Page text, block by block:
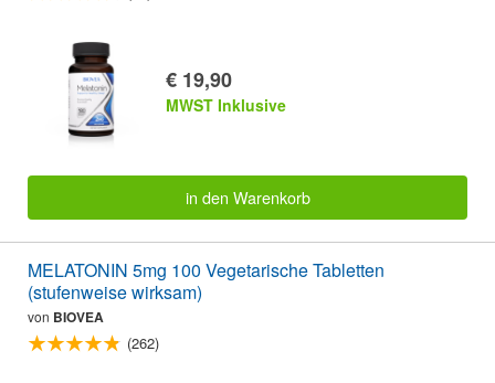
€ 19,90
MWST Inklusive
in den Warenkorb
MELATONIN 5mg 100 Vegetarische Tabletten
(stufenweise wirksam)
von BIOVEA
(262)